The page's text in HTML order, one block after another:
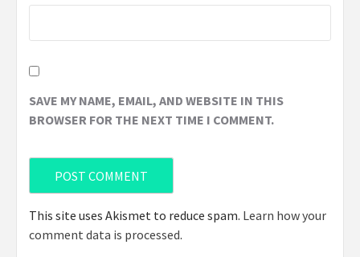
SAVE MY NAME, EMAIL, AND WEBSITE IN THIS
BROWSER FOR THE NEXT TIME I COMMENT.
This site uses Akismet to reduce spam. Learn how your
comment data is processed.